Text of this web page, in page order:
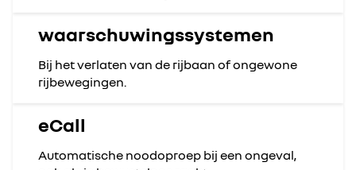
waarschuwingssystemen
Bij het verlaten van de rijbaan of ongewone
rijbewegingen.
eCall
Automatische noodoproep bij een ongeval,